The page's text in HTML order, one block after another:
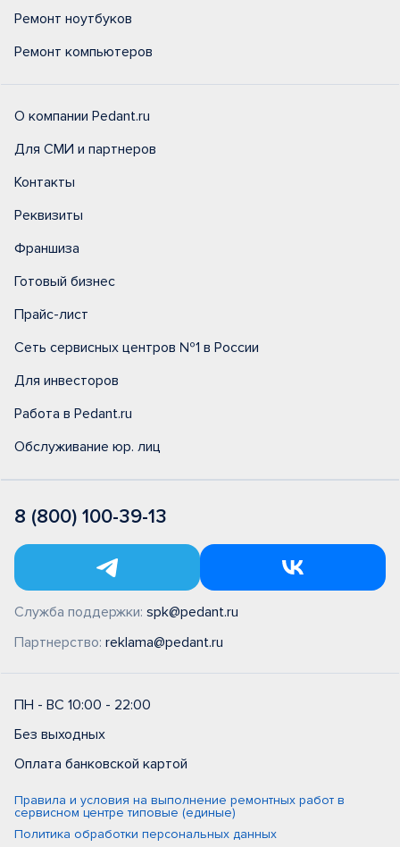
Ремонт ноутбуков
Ремонт компьютеров
О компании Pedant.ru
Для СМИ и партнеров
Контакты
Реквизиты
Франшиза
Готовый бизнес
Прайс-лист
Сеть сервисных центров №1 в России
Для инвесторов
Работа в Pedant.ru
Обслуживание юр. лиц
8 (800) 100-39-13
Служба поддержки: spk@pedant.ru
Партнерство: reklama@pedant.ru
ПН - ВС 10:00 - 22:00
Без выходных
Оплата банковской картой
Правила и условия на выполнение ремонтных работ в
сервисном центре типовые (единые)
Политика обработки персональных данных